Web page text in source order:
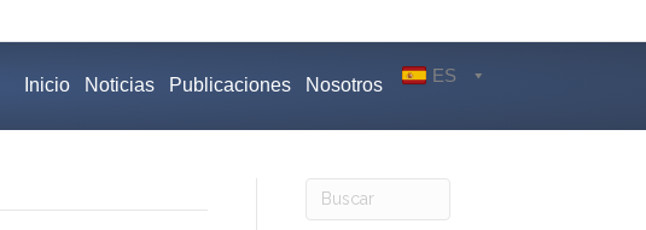
Inicio Noticias Publicaciones Nosotros ES